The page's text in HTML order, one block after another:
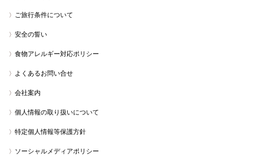
ご旅行条件について
安全の誓い
食物アレルギー対応ポリシー
よくあるお問い合せ
会社案内
個人情報の取り扱いについて
特定個人情報等保護方針
ソーシャルメディアポリシー